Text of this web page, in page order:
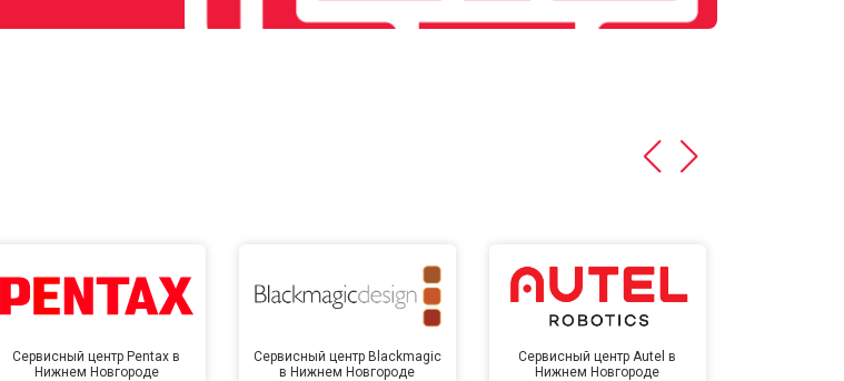
Сервисный центр Pentax в
Нижнем Новгороде
Сервисный центр Blackmagic
в Нижнем Новгороде
Сервисный центр Autel в
Нижнем Новгороде